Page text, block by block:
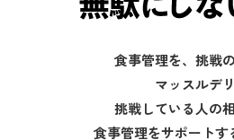
食事管理を、挑戦の
マッスルデ
挑戦している人の
食事管理をサポートす